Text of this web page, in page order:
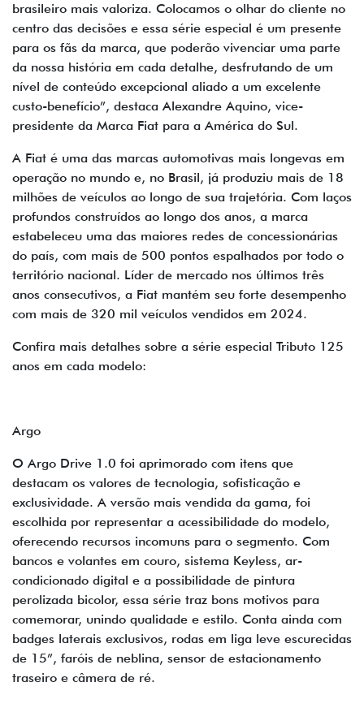
brasileiro mais valoriza. Colocamos o olhar do cliente no
centro das decisões e essa série especial é um presente
para os fãs da marca, que poderão vivenciar uma parte
da nossa história em cada detalhe, desfrutando de um
nível de conteúdo excepcional aliado a um excelente
custo-benefício”, destaca Alexandre Aquino, vice-
presidente da Marca Fiat para a América do Sul.
A Fiat é uma das marcas automotivas mais longevas em
operação no mundo e, no Brasil, já produziu mais de 18
milhões de veículos ao longo de sua trajetória. Com laços
profundos construídos ao longo dos anos, a marca
estabeleceu uma das maiores redes de concessionárias
do país, com mais de 500 pontos espalhados por todo o
território nacional. Líder de mercado nos últimos três
anos consecutivos, a Fiat mantém seu forte desempenho
com mais de 320 mil veículos vendidos em 2024.
Confira mais detalhes sobre a série especial Tributo 125
anos em cada modelo:
Argo
O Argo Drive 1.0 foi aprimorado com itens que
destacam os valores de tecnologia, sofisticação e
exclusividade. A versão mais vendida da gama, foi
escolhida por representar a acessibilidade do modelo,
oferecendo recursos incomuns para o segmento. Com
bancos e volantes em couro, sistema Keyless, ar-
condicionado digital e a possibilidade de pintura
perolizada bicolor, essa série traz bons motivos para
comemorar, unindo qualidade e estilo. Conta ainda com
badges laterais exclusivos, rodas em liga leve escurecidas
de 15”, faróis de neblina, sensor de estacionamento
traseiro e câmera de ré.